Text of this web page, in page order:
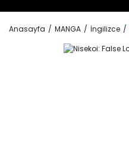
Anasayfa MANGA İngilizce